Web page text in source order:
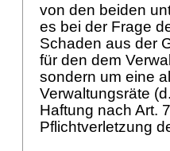
von den beiden
es bei der Frage
Schaden aus der
für den dem
sondern um eine
Verwaltungsräte
Haftung nach Art.
Pflichtverletzung